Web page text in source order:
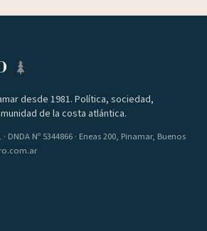
desde 1981. Política, sociedad,
de la costa atlántica.
DNDA Nº 5344866 · Eneas 200, Pinamar, Buenos